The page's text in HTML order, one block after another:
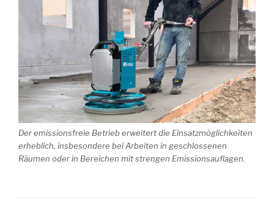
Der emissionsfreie Betrieb erweitert die Einsatzmöglichkeiten
erheblich, insbesondere bei Arbeiten in geschlossenen
Räumen oder in Bereichen mit strengen Emissionsauflagen.